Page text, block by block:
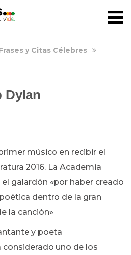
Frases y Citas Célebres
Dylan
músico en recibir el
2016. La Academia
galardón «por haber creado
dentro de la gran
la canción»
y poeta
uno de los